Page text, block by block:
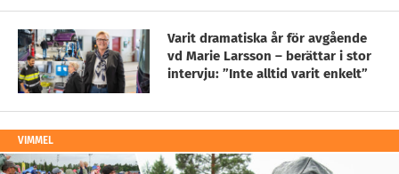
Varit dramatiska år för avgående
vd Marie Larsson – berättar i stor
intervju: ”Inte alltid varit enkelt”
VIMMEL